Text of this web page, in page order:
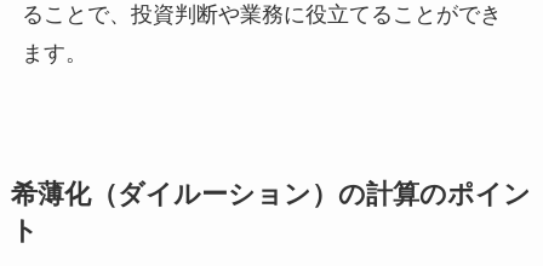
ることで、投資判断や業務に役立てることができ
ます。
希薄化（ダイルーション）の計算のポイン
ト